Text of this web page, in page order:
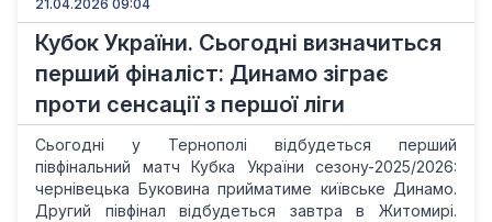
21.04.2026 09:04
Кубок України. Сьогодні визначиться
перший фіналіст: Динамо зіграє
проти сенсації з першої ліги
Сьогодні у Тернополі відбудеться перший
півфінальний матч Кубка України сезону-2025/2026:
чернівецька Буковина прийматиме київське Динамо.
Другий півфінал відбудеться завтра в Житомирі.